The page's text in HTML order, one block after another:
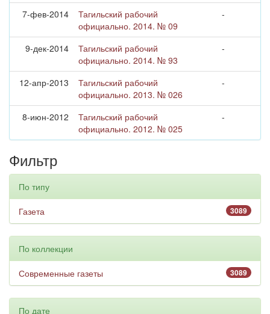
7-фев-2014
Тагильский рабочий
официально. 2014. № 09
-
9-дек-2014
Тагильский рабочий
официально. 2014. № 93
-
12-апр-2013
Тагильский рабочий
официально. 2013. № 026
-
8-июн-2012
Тагильский рабочий
официально. 2012. № 025
-
Фильтр
По типу
3089
Газета
По коллекции
3089
Современные газеты
По дате